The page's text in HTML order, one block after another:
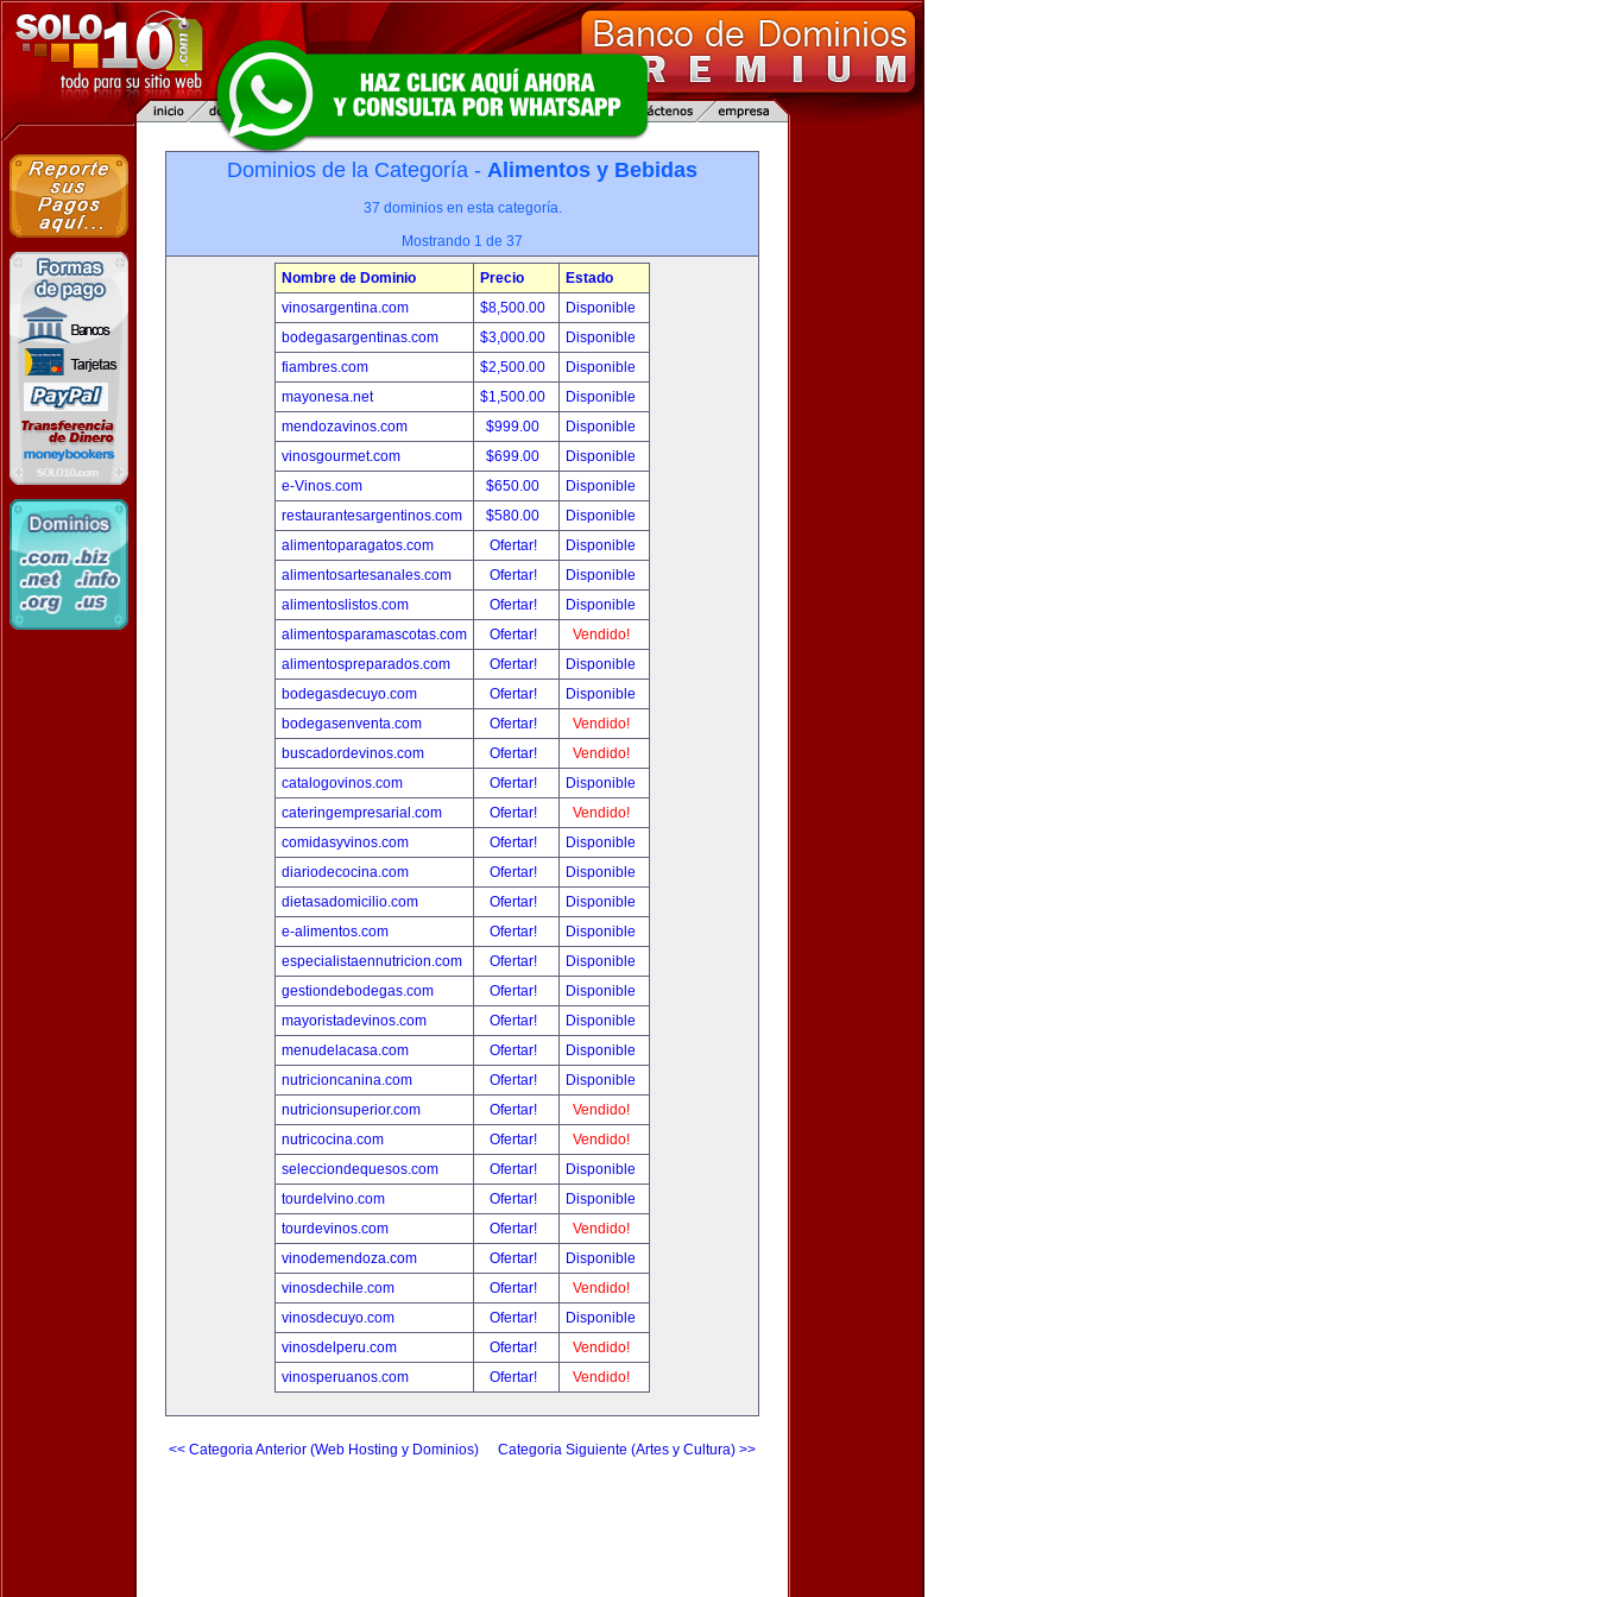
Dominios de la Categoría - Alimentos y Bebidas
37 dominios en esta categoría.
Mostrando 1 de 37
Nombre de Dominio Precio
Estado
vinosargentina.com
$8,500.00
Disponible
bodegasargentinas.com
$3,000.00
Disponible
fiambres.com
$2,500.00
Disponible
mayonesa.net
$1,500.00
Disponible
mendozavinos.com
$999.00
Disponible
vinosgourmet.com
$699.00
Disponible
e-Vinos.com
$650.00
Disponible
restaurantesargentinos.com
$580.00
Disponible
alimentoparagatos.com
Ofertar!
Disponible
alimentosartesanales.com
Ofertar!
Disponible
alimentoslistos.com
Ofertar!
Disponible
alimentosparamascotas.com
Ofertar!
Vendido!
alimentospreparados.com
Ofertar!
Disponible
bodegasdecuyo.com
Ofertar!
Disponible
bodegasenventa.com
Ofertar!
Vendido!
buscadordevinos.com
Ofertar!
Vendido!
catalogovinos.com
Ofertar!
Disponible
cateringempresarial.com
Ofertar!
Vendido!
comidasyvinos.com
Ofertar!
Disponible
diariodecocina.com
Ofertar!
Disponible
dietasadomicilio.com
Ofertar!
Disponible
e-alimentos.com
Ofertar!
Disponible
especialistaennutricion.com
Ofertar!
Disponible
gestiondebodegas.com
Ofertar!
Disponible
mayoristadevinos.com
Ofertar!
Disponible
menudelacasa.com
Ofertar!
Disponible
nutricioncanina.com
Ofertar!
Disponible
nutricionsuperior.com
Ofertar!
Vendido!
nutricocina.com
Ofertar!
Vendido!
selecciondequesos.com
Ofertar!
Disponible
tourdelvino.com
Ofertar!
Disponible
tourdevinos.com
Ofertar!
Vendido!
vinodemendoza.com
Ofertar!
Disponible
vinosdechile.com
Ofertar!
Vendido!
vinosdecuyo.com
Ofertar!
Disponible
vinosdelperu.com
Ofertar!
Vendido!
vinosperuanos.com
Ofertar! Vendido!
<< Categoria Anterior (Web Hosting y Dominios) Categoria Siguiente (Artes y Cultura) >>